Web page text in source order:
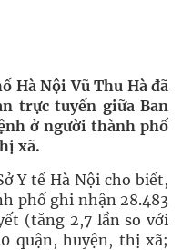
Hà Nội Vũ Thu Hà đã
trực tuyến giữa Ban
ở người thành phố
xã.
Y tế Hà Nội cho biết,
phố ghi nhận 28.483
(tăng 2,7 lần so với
quận, huyện, thị xã;